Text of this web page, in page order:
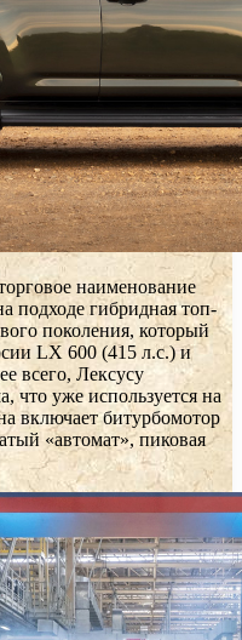
наименование
подходе гибридная топ-
поколения, который
LX 600 (415 л.с.) и
всего, Лексусу
что уже используется на
включает битурбомотор
«автомат», пиковая